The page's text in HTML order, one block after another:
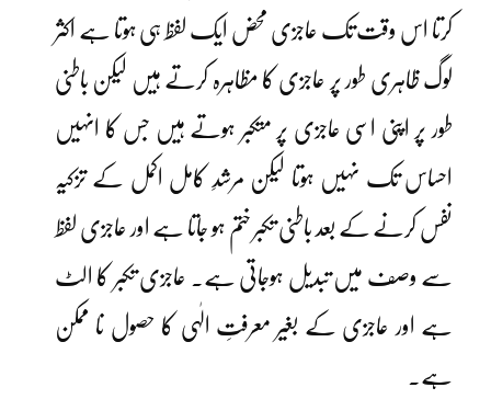
کرتا اس وقت تک عاجزی محض ایک لفظ ہی ہوتا ہے اکثر
لوگ ظاہری طور پر عاجزی کا مظاہرہ کرتے ہیں لیکن باطنی
طور پر اپنی اسی عاجزی پر متکبر ہوتے ہیں جس کا انہیں
احساس تک نہیں ہوتا لیکن مرشدِ کامل اکمل کے تزکیہ
نفس کرنے کے بعد باطنی تکبر ختم ہو جاتا ہے اور عاجزی لفظ
سے وصف میں تبدیل ہوجاتی ہے۔ عاجزی تکبر کا الٹ
ہے اور عاجزی کے بغیر معرفتِ الٰہی کا حصول نا ممکن
ہے۔